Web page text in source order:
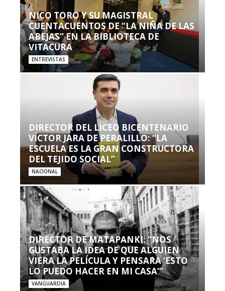
NICO TORO Y SU MAGISTRAL
CUENTACUENTOS DE “LA NIÑA DE LAS
ABEJAS” EN LA BIBLIOTECA DE
VITACURA
ENTREVISTAS
DIRECTOR DEL LICEO BICENTENARIO
VÍCTOR JARA DE PERALILLO: “LA
ESCUELA ES LA GRAN CONSTRUCTORA
DEL TEJIDO SOCIAL”
NACIONAL
DIRECTOR DE MATAPANKI: “NOS
GUSTABA LA IDEA DE QUE ALGUIEN
VIERA LA PELÍCULA Y PENSARA ‘ESTO
LO PUEDO HACER EN MI CASA’”
VANGUARDIA